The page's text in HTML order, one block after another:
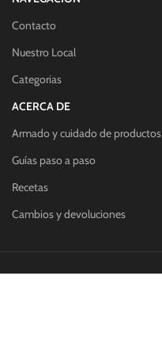
Contacto
Nuestro Local
Categorias
ACERCA DE
Armado y cuidado de productos
Guías paso a paso
Recetas
Cambios y devoluciones